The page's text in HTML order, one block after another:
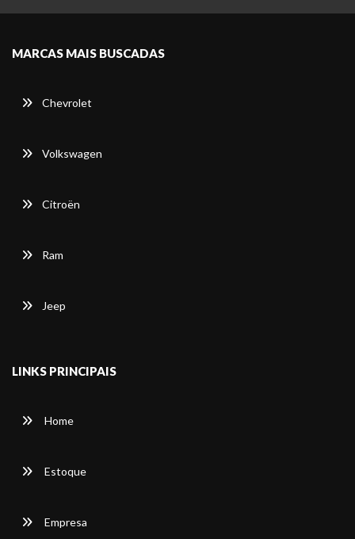
MARCAS MAIS BUSCADAS
Chevrolet
Volkswagen
Citroën
Ram
Jeep
LINKS PRINCIPAIS
Home
Estoque
Empresa